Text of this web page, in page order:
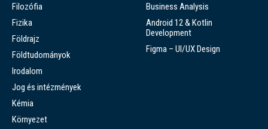
Filozófia
Fizika
Földrajz
Földtudományok
Irodalom
Jog és intézmények
Kémia
Környezet
Business Analysis
Android 12 & Kotlin
Development
Figma – UI/UX Design